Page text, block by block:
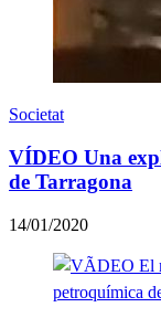
Societat
VÍDEO Una
de Tarragona
14/01/2020